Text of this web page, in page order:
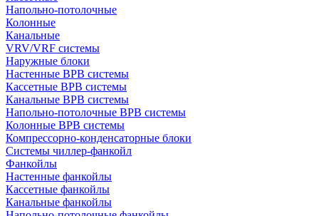
Напольно-потолочные
Колонные
Канальные
VRV/VRF системы
Наружные блоки
Настенные ВРВ системы
Кассетные ВРВ системы
Канальные ВРВ системы
Напольно-потолочные ВРВ системы
Колонные ВРВ системы
Компрессорно-конденсаторные блоки
Системы чиллер-фанкойл
Фанкойлы
Настенные фанкойлы
Кассетные фанкойлы
Канальные фанкойлы